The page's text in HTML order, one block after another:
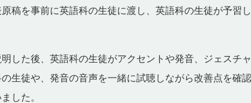
稿を事前に英語科の生徒に渡し、英語科の生徒が予習
した後、英語科の生徒がアクセントや発音、ジェスチ
生徒や、発音の音声を一緒に試聴しながら改善点を確
した。